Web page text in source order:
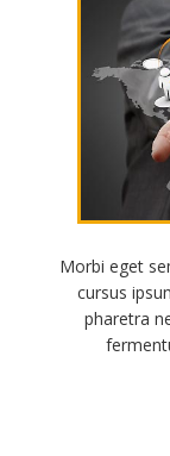
Morbi eget
cursus
pharetra